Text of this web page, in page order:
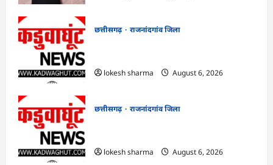
छत्तीसगढ़
राजनांदगांव जिला
lokesh sharma
August 6, 2026
छत्तीसगढ़
राजनांदगांव जिला
lokesh sharma
August 6, 2026